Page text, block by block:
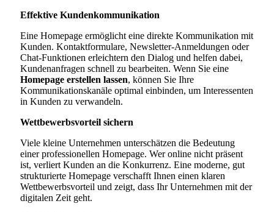
Effektive Kundenkommunikation
Eine Homepage ermöglicht eine direkte Kommunikation mit
Kunden. Kontaktformulare, Newsletter-Anmeldungen oder
Chat-Funktionen erleichtern den Dialog und helfen dabei,
Kundenanfragen schnell zu bearbeiten. Wenn Sie eine
Homepage erstellen lassen, können Sie Ihre
Kommunikationskanäle optimal einbinden, um Interessenten
in Kunden zu verwandeln.
Wettbewerbsvorteil sichern
Viele kleine Unternehmen unterschätzen die Bedeutung
einer professionellen Homepage. Wer online nicht präsent
ist, verliert Kunden an die Konkurrenz. Eine moderne, gut
strukturierte Homepage verschafft Ihnen einen klaren
Wettbewerbsvorteil und zeigt, dass Ihr Unternehmen mit der
digitalen Zeit geht.